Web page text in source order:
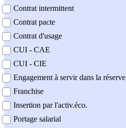
Contrat intermittent
Contrat pacte
Contrat d'usage
CUI - CAE
CUI - CIE
Engagement à servir dans la réserve
Franchise
Insertion par l'activ.éco.
Portage salarial